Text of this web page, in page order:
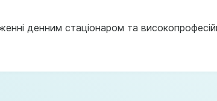
денним стаціонаром та